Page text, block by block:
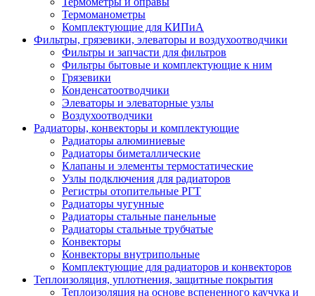
Термоманометры
Комплектующие для КИПиА
Фильтры, грязевики, элеваторы и воздухоотводчики
Фильтры и запчасти для фильтров
Фильтры бытовые и комплектующие к ним
Грязевики
Конденсатоотводчики
Элеваторы и элеваторные узлы
Воздухоотводчики
Радиаторы, конвекторы и комплектующие
Радиаторы алюминиевые
Радиаторы биметаллические
Клапаны и элементы термостатические
Узлы подключения для радиаторов
Регистры отопительные РГТ
Радиаторы чугунные
Радиаторы стальные панельные
Радиаторы стальные трубчатые
Конвекторы
Конвекторы внутрипольные
Комплектующие для радиаторов и конвекторов
Теплоизоляция, уплотнения, защитные покрытия
Теплоизоляция на основе вспененного каучука и